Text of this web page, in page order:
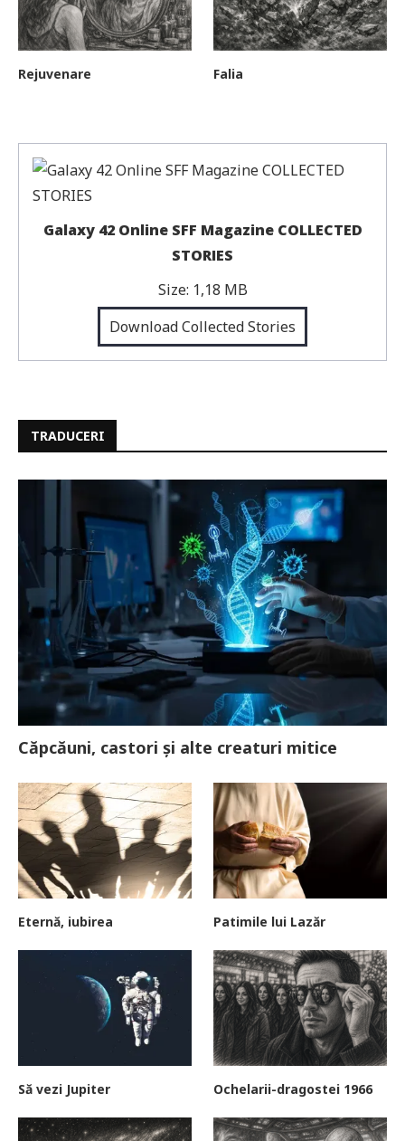
Rejuvenare Falia
Galaxy 42 Online SFF Magazine COLLECTED
STORIES
Size: 1,18 MB
Download Collected Stories
TRADUCERI
Căpcăuni, castori și alte creaturi mitice
Eternă, iubirea Patimile lui Lazăr
Să vezi Jupiter Ochelarii-dragostei 1966